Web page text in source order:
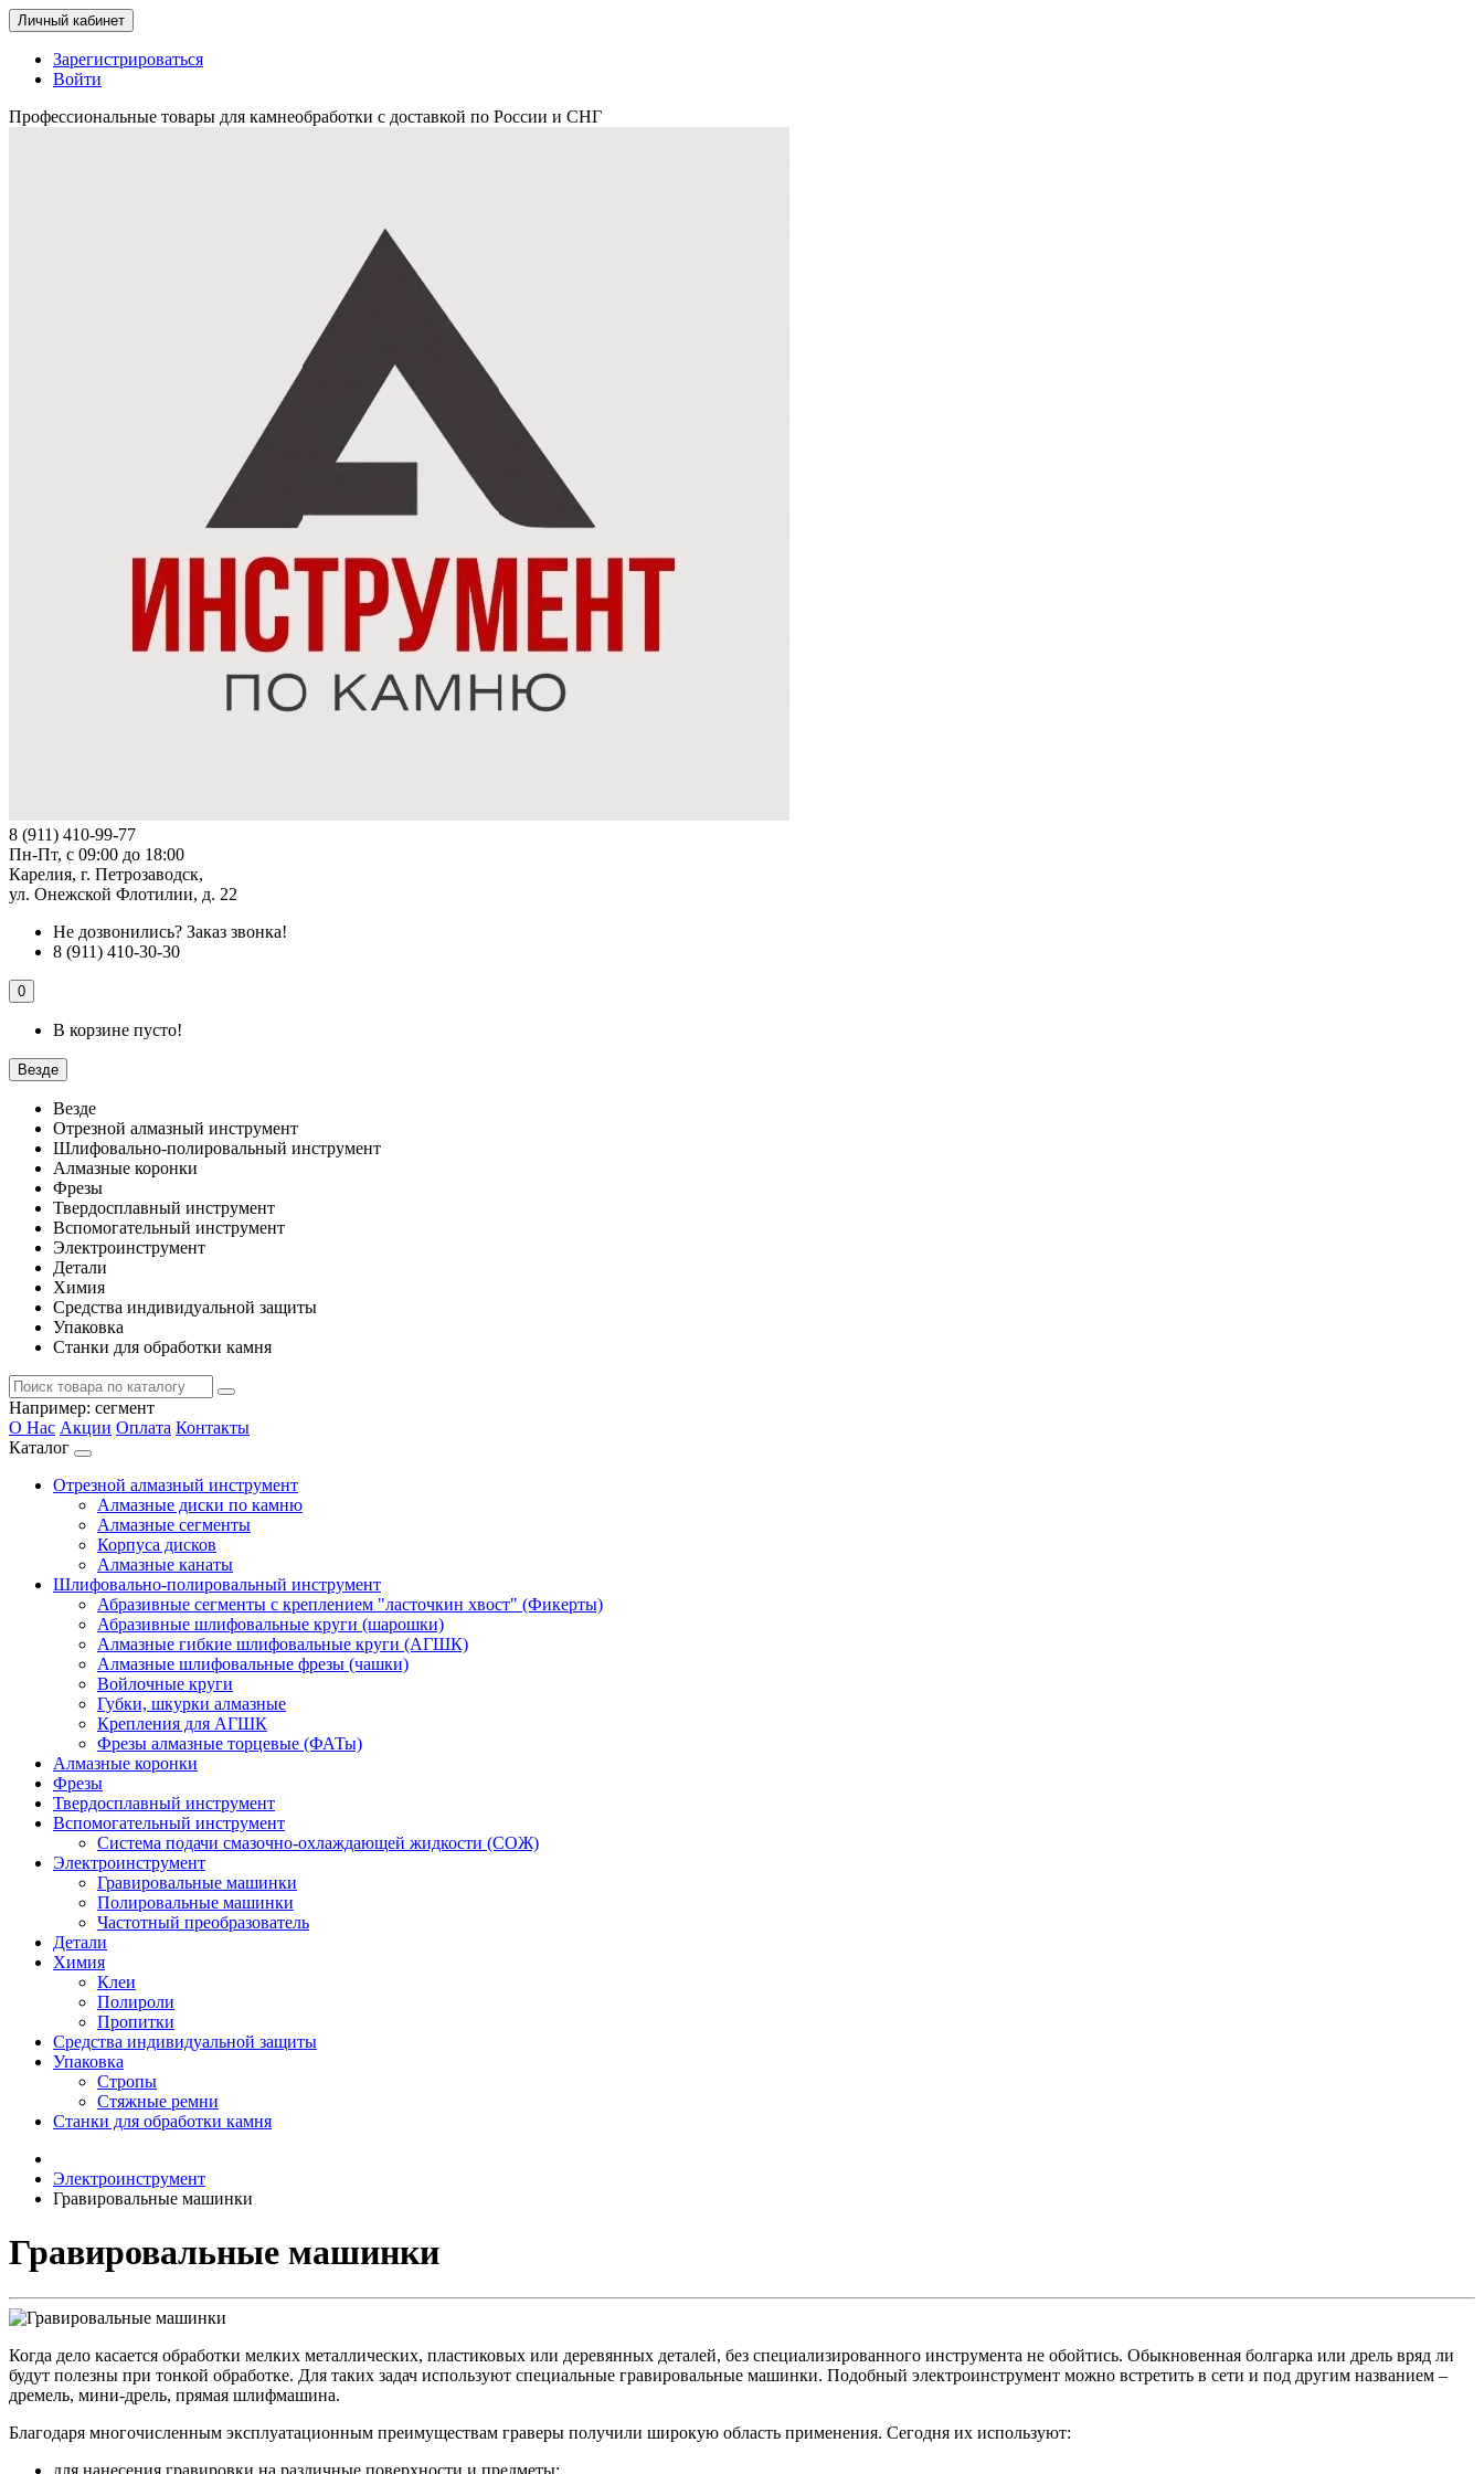
Личный кабинет
Зарегистрироваться
Войти
Профессиональные товары для камнеобработки с доставкой по России и СНГ
8 (911) 410-99-77
Пн-Пт, с 09:00 до 18:00
Карелия, г. Петрозаводск,
ул. Онежской Флотилии, д. 22
Не дозвонились? Заказ звонка!
8 (911) 410-30-30
0
В корзине пусто!
Везде
Везде
Отрезной алмазный инструмент
Шлифовально-полировальный инструмент
Алмазные коронки
Фрезы
Твердосплавный инструмент
Вспомогательный инструмент
Электроинструмент
Детали
Химия
Средства индивидуальной защиты
Упаковка
Станки для обработки камня
Например: сегмент
О Нас Акции Оплата Контакты
Каталог
Отрезной алмазный инструмент
Алмазные диски по камню
Алмазные сегменты
Корпуса дисков
Алмазные канаты
Шлифовально-полировальный инструмент
Абразивные сегменты с креплением "ласточкин хвост" (Фикерты)
Абразивные шлифовальные круги (шарошки)
Алмазные гибкие шлифовальные круги (АГШК)
Алмазные шлифовальные фрезы (чашки)
Войлочные круги
Губки, шкурки алмазные
Крепления для АГШК
Фрезы алмазные торцевые (ФАТы)
Алмазные коронки
Фрезы
Твердосплавный инструмент
Вспомогательный инструмент
Система подачи смазочно-охлаждающей жидкости (СОЖ)
Электроинструмент
Гравировальные машинки
Полировальные машинки
Частотный преобразователь
Детали
Химия
Клеи
Полироли
Пропитки
Средства индивидуальной защиты
Упаковка
Стропы
Стяжные ремни
Станки для обработки камня
Электроинструмент
Гравировальные машинки
Гравировальные машинки
Когда дело касается обработки мелких металлических, пластиковых или деревянных деталей, без специализированного инструмента не обойтись. Обыкновенная болгарка или дрель вряд ли
будут полезны при тонкой обработке. Для таких задач используют специальные гравировальные машинки. Подобный электроинструмент можно встретить в сети и под другим названием –
дремель, мини-дрель, прямая шлифмашина.
Благодаря многочисленным эксплуатационным преимуществам граверы получили широкую область применения. Сегодня их используют:
для нанесения гравировки на различные поверхности и предметы;